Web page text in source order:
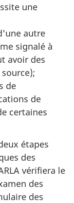
une
autre
signalé à
avoir des
de
de
certaines
étapes
des
vérifiera le
des
des